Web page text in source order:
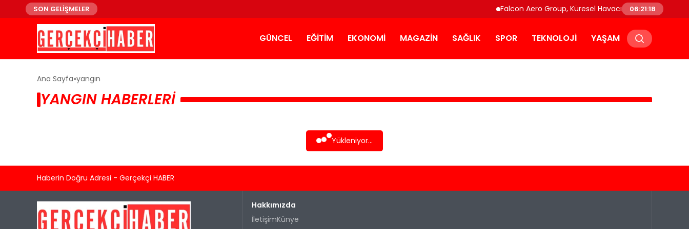
SON GELİŞMELER Falcon Aero Group, Küresel Havacılık Tedarik
06:21:18
GÜNCEL EĞITIM EKONOMI MAGAZIN SAĞLIK SPOR TEKNOLOJI YAŞAM
Ana Sayfa yangın
YANGIN HABERLERI
Yükleniyor...
Haberin Doğru Adresi - Gerçekçi HABER
Hakkımızda
İletişimKünye